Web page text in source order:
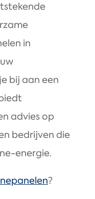
in
bij aan een
advies op
bedrijven die
energie.
?